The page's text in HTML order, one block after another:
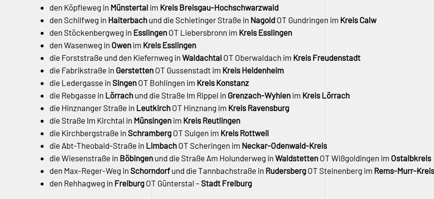
den Köpfleweg in Münstertal im Kreis Breisgau-Hochschwarzwald
den Schilfweg in Haiterbach und die Schietinger Straße in Nagold OT Gundringen im Kreis Calw
den Stöckenbergweg in Esslingen OT Liebersbronn im Kreis Esslingen
den Wasenweg in Owen im Kreis Esslingen
die Forststraße und den Kiefernweg in Waldachtal OT Oberwaldach im Kreis Freudenstadt
die Fabrikstraße in Gerstetten OT Gussenstadt im Kreis Heidenheim
die Ledergasse in Singen OT Bohlingen im Kreis Konstanz
die Rebgasse in Lörrach und die Straße Im Rippel in Grenzach-Wyhlen im Kreis Lörrach
die Hinznanger Straße in Leutkirch OT Hinznang im Kreis Ravensburg
die Straße Im Kirchtal in Münsingen im Kreis Reutlingen
die Kirchbergstraße in Schramberg OT Sulgen im Kreis Rottweil
die Abt-Theobald-Straße in Limbach OT Scheringen im Neckar-Odenwald-Kreis
die Wiesenstraße in Böbingen und die Straße Am Holunderweg in Waldstetten OT Wißgoldingen im Ostalbkreis
den Max-Reger-Weg in Schorndorf und die Tannbachstraße in Rudersberg OT Steinenberg im Rems-Murr-Kreis
den Rehhagweg in Freiburg OT Günterstal – Stadt Freiburg